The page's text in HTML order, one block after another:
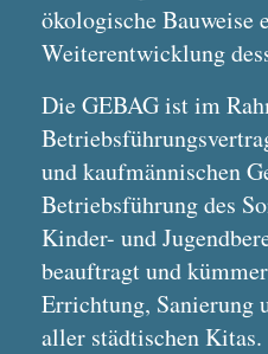
ökologische Bauweise
Weiterentwicklung
Die GEBAG ist im
und kaufmännischen
Betriebsführung des
Kinder- und
beauftragt und
Errichtung, Sanierung
aller städtischen Kitas.